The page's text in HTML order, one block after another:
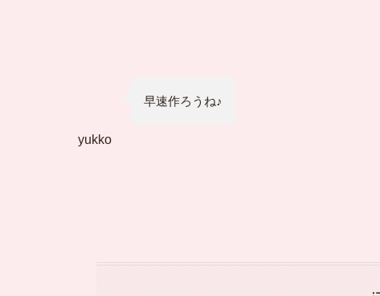
yukko
早速作ろうね♪